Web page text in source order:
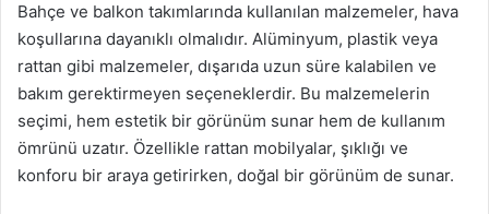
Bahçe ve balkon takımlarında kullanılan malzemeler, hava
koşullarına dayanıklı olmalıdır. Alüminyum, plastik veya
rattan gibi malzemeler, dışarıda uzun süre kalabilen ve
bakım gerektirmeyen seçeneklerdir. Bu malzemelerin
seçimi, hem estetik bir görünüm sunar hem de kullanım
ömrünü uzatır. Özellikle rattan mobilyalar, şıklığı ve
konforu bir araya getirirken, doğal bir görünüm de sunar.